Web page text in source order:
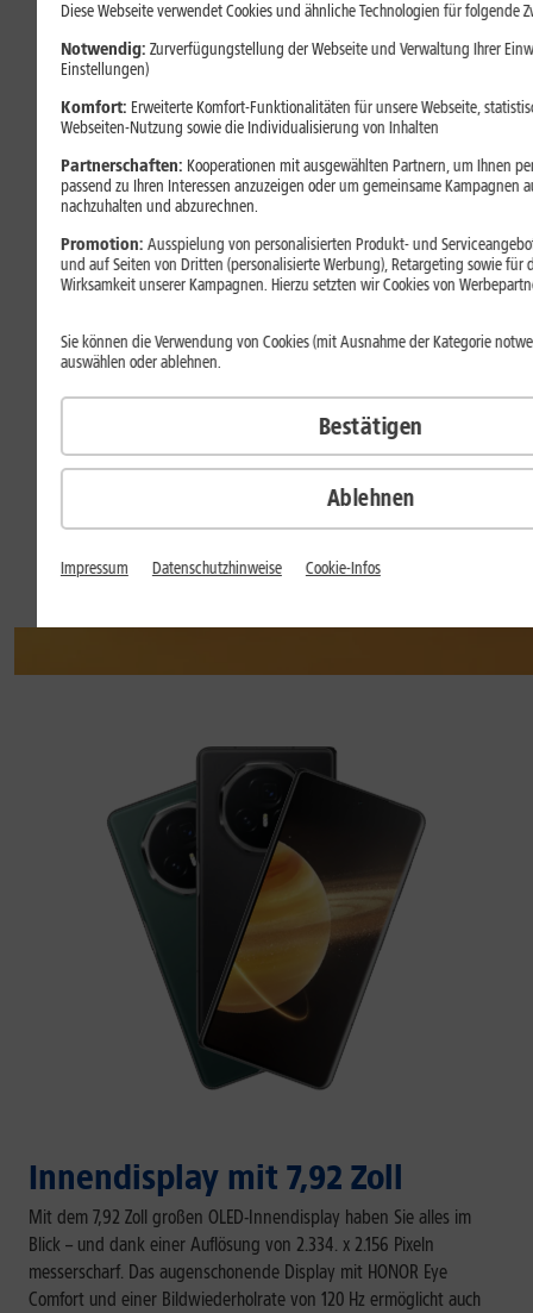
Leider ist dieses Gerät nicht mehr verfügbar.
Wählen Sie stattdessen eines unserer anderen
Top-Geräte.
Zu den Smartphones
Foldable
Innendisplay mit 7,92 Zoll
Mit dem 7,92 Zoll großen OLED-Innendisplay haben Sie alles im
Blick – und dank einer Auflösung von 2.334. x 2.156 Pixeln
messerscharf. Das augenschonende Display mit HONOR Eye
Comfort und einer Bildwiederholrate von 120 Hz ermöglicht auch
Diese Webseite verwendet Cookies und ähnliche Technologien für folgende
Notwendig: Zurverfügungstellung der Webseite und Verwaltung Ihrer
Einstellungen)
Komfort: Erweiterte Komfort-Funktionalitäten für unsere Webseite,
Webseiten-Nutzung sowie die Individualisierung von Inhalten
Partnerschaften: Kooperationen mit ausgewählten Partnern, um Ihnen
passend zu Ihren Interessen anzuzeigen oder um gemeinsame Kampagnen
nachzuhalten und abzurechnen.
Promotion: Ausspielung von personalisierten Produkt- und
und auf Seiten von Dritten (personalisierte Werbung), Retargeting sowie für
Wirksamkeit unserer Kampagnen. Hierzu setzten wir Cookies von
Ablehnen
Sie können die Verwendung von Cookies (mit Ausnahme der Kategorie
auswählen oder ablehnen.
Bestätigen
Impressum Datenschutzhinweise Cookie-Infos